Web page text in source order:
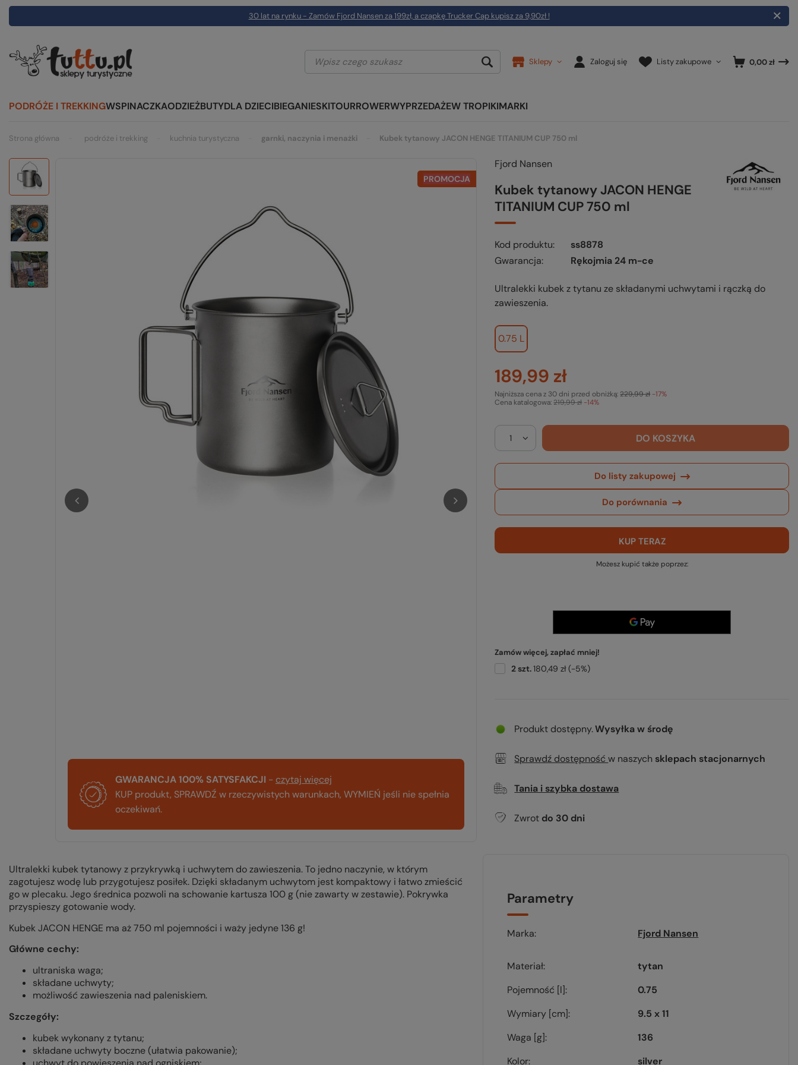
30 lat na rynku - Zamów Fjord Nansen za 199zł, a czapkę Trucker Cap kupisz za 9,90zł !
Sklepy Zaloguj się Listy zakupowe 0,00 zł
PODRÓŻE I TREKKINGWSPINACZKAODZIEŻBUTYDLA DZIECIBIEGANIESKITOURROWERWYPRZEDAŻEW TROPIKIMARKI
Strona główna podróże i trekking kuchnia turystyczna garnki, naczynia i menażki Kubek tytanowy JACON HENGE TITANIUM CUP 750 ml
PROMOCJA
GWARANCJA 100% SATYSFAKCJI - czytaj więcej
KUP produkt, SPRAWDŹ w rzeczywistych warunkach, WYMIEŃ jeśli nie spełnia
oczekiwań.
Fjord Nansen
Kubek tytanowy JACON HENGE
TITANIUM CUP 750 ml
Kod produktu
ss8878
Gwarancja
Rękojmia 24 m-ce
Ultralekki kubek z tytanu ze składanymi uchwytami i rączką do
zawieszenia.
0.75 L
189,99 zł
Cena katalogowa:219,99 zł -14%
Najniższa cena z 30 dni przed obniżką:229,99 zł -17%
DO KOSZYKA
Do listy zakupowej
Do porównania
KUP TERAZ
Możesz kupić także poprzez:
Zamów więcej, zapłać mniej!
2szt.180,49 zł(-5%)
Produkt dostępny Wysyłkaw środę
Sprawdź dostępnośćw naszych sklepach stacjonarnych
Tania i szybka dostawa
Zwrot do 30 dni
Ultralekki kubek tytanowy z przykrywką i uchwytem do zawieszenia. To jedno naczynie, w którym
zagotujesz wodę lub przygotujesz posiłek. Dzięki składanym uchwytom jest kompaktowy i łatwo zmieścić
go w plecaku. Jego średnica pozwoli na schowanie kartusza 100 g (nie zawarty w zestawie). Pokrywka
przyspieszy gotowanie wody.
Kubek JACON HENGE ma aż 750 ml pojemności i waży jedyne 136 g!
Główne cechy:
ultraniska waga;
składane uchwyty;
możliwość zawieszenia nad paleniskiem.
Szczegóły:
kubek wykonany z tytanu;
składane uchwyty boczne (ułatwia pakowanie);
Parametry
Marka Fjord Nansen
Materiał
tytan
Pojemność [l]
0.75
Wymiary [cm]
9.5 x 11
Waga [g]
136
Kolor
silver